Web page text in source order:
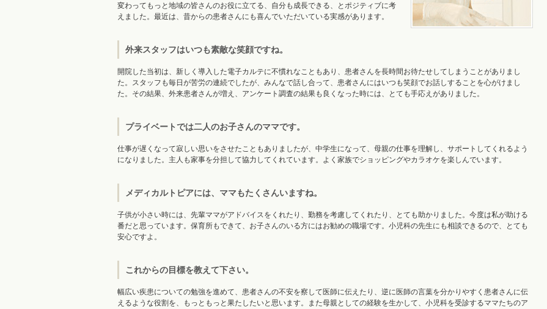
変わってもっと地域の皆さんのお役に立てる、自分も成長できる、とポジティブに考
えました。最近は、昔からの患者さんにも喜んでいただいている実感があります。
外来スタッフはいつも素敵な笑顔ですね。
開院した当初は、新しく導入した電子カルテに不慣れなこともあり、患者さんを長時間お待たせしてしまうことがありまし
た。スタッフも毎日が苦労の連続でしたが、みんなで話し合って、患者さんにはいつも笑顔でお話しすることを心がけまし
た。その結果、外来患者さんが増え、アンケート調査の結果も良くなった時には、とても手応えがありました。
プライベートでは二人のお子さんのママです。
仕事が遅くなって寂しい思いをさせたこともありましたが、中学生になって、母親の仕事を理解し、サポートしてくれるよう
になりました。主人も家事を分担して協力してくれています。よく家族でショッピングやカラオケを楽しんでいます。
メディカルトピアには、ママもたくさんいますね。
子供が小さい時には、先輩ママがアドバイスをくれたり、勤務を考慮してくれたり、とても助かりました。今度は私が助ける
番だと思っています。保育所もできて、お子さんのいる方にはお勧めの職場です。小児科の先生にも相談できるので、とても
安心ですよ。
これからの目標を教えて下さい。
幅広い疾患についての勉強を進めて、患者さんの不安を察して医師に伝えたり、逆に医師の言葉を分かりやすく患者さんに伝
えるような役割を、もっともっと果たしたいと思います。また母親としての経験を生かして、小児科を受診するママたちのア